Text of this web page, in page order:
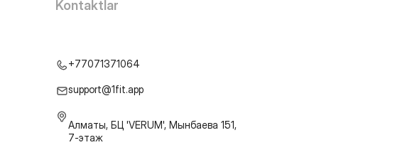
Kontaktlar
+77071371064
support@1fit.app
Алматы, БЦ 'VERUM', Мынбаева 151,
7-этаж